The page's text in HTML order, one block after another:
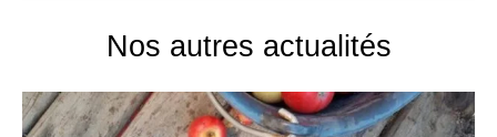
Nos autres actualités